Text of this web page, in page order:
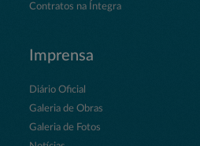
Contratos na Íntegra
Imprensa
Diário Oficial
Galeria de Obras
Galeria de Fotos